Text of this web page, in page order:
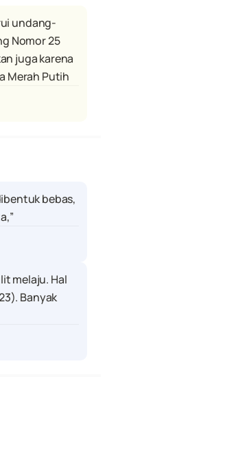
undang-
Nomor 25
juga karena
Merah Putih
bebas,
melaju. Hal
Banyak